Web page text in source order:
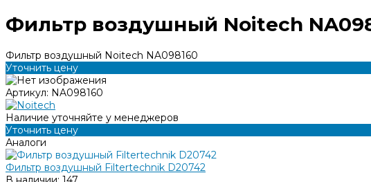
Фильтр воздушный Noitech
Фильтр воздушный Noitech NA098160
Уточнить цену
Артикул: NA098160
Наличие уточняйте у менеджеров
Уточнить цену
Аналоги
Фильтр воздушный Filtertechnik D20742